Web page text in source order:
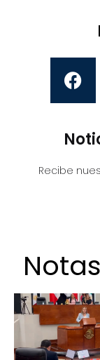
Recibe